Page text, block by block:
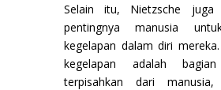
Selain itu, Nietzsche juga
pentingnya manusia
kegelapan dalam diri
kegelapan adalah
terpisahkan dari